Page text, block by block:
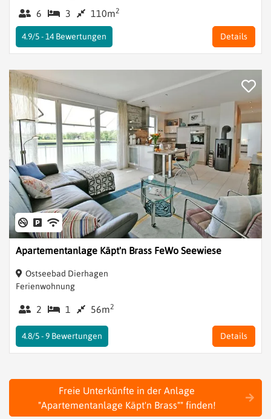
6 3 110m2
Details
4.9/5 -14Bewertungen
Apartementanlage Käpt'n Brass FeWo Seewiese
Ostseebad Dierhagen
Ferienwohnung
2 1 56m2
Details
4.8/5 -9 Bewertungen
Freie Unterkünfte in der Anlage
"Apartementanlage Käpt'n Brass"" finden!